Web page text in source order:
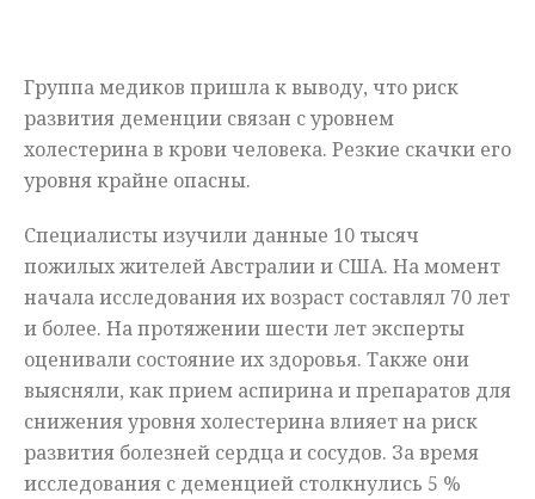
Группа медиков пришла к выводу, что риск
развития деменции связан с уровнем
холестерина в крови человека. Резкие скачки его
уровня крайне опасны.
Специалисты изучили данные 10 тысяч
пожилых жителей Австралии и США. На момент
начала исследования их возраст составлял 70 лет
и более. На протяжении шести лет эксперты
оценивали состояние их здоровья. Также они
выясняли, как прием аспирина и препаратов для
снижения уровня холестерина влияет на риск
развития болезней сердца и сосудов. За время
исследования с деменцией столкнулись 5 %